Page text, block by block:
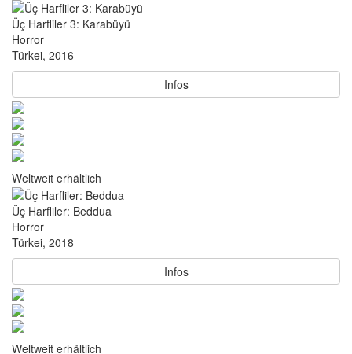
Üç Harfliler 3: Karabüyü
Horror
Türkei, 2016
Infos
Weltweit erhältlich
Üç Harfliler: Beddua
Horror
Türkei, 2018
Infos
Weltweit erhältlich